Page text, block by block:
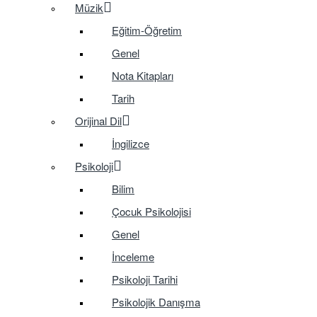
Müzik
Eğitim-Öğretim
Genel
Nota Kitapları
Tarih
Orijinal Dil
İngilizce
Psikoloji
Bilim
Çocuk Psikolojisi
Genel
İnceleme
Psikoloji Tarihi
Psikolojik Danışma